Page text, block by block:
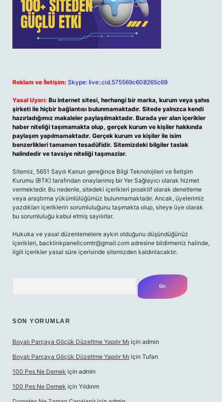
Reklam ve İletişim: Skype: live:.cid.575569c608265c69
Yasal Uyarı: Bu internet sitesi, herhangi bir marka, kurum veya şahıs
şirketi ile hiçbir bağlantısı bulunmamaktadır. Sitede yalnızca kendi
hazırladığımız makaleler paylaşılmaktadır. Burada yer alan içerikler
haber niteliği taşımamakta olup, gerçek kurum ve kişiler hakkında
paylaşım yapılmamaktadır. Gerçek kurum ve kişiler ile isim
benzerlikleri tamamen tesadüfidir. Sitemizdeki bilgiler taslak
halindedir ve tavsiye niteliği taşımazlar.
Sitemiz, 5651 Sayılı Kanun gereğince Bilgi Teknolojileri ve İletişim
Kurumu (BTK) tarafından onaylanmış bir Yer Sağlayıcı olarak hizmet
vermektedir. Bu nedenle, sitedeki içerikleri proaktif olarak denetleme
veya araştırma yükümlülüğümüz bulunmamaktadır. Ancak, üyelerimiz
yazdıkları içeriklerin sorumluluğunu taşımakta olup, siteye üye olarak
bu sorumluluğu kabul etmiş sayılırlar.
Hukuka ve yasal düzenlemelere aykırı olduğunu düşündüğünüz
içerikleri, backlinkpanelicomtr@gmail.com adresine bildirmeniz halinde,
ilgili içerikler yasal süre içerisinde sitemizden kaldırılacaktır.
SON YORUMLAR
Boyalı Parçaya Göçük Düzeltme Yapılır Mı için admin
Boyalı Parçaya Göçük Düzeltme Yapılır Mı için Tufan
100 Pes Ne Demek için admin
100 Pes Ne Demek için Yıldırım